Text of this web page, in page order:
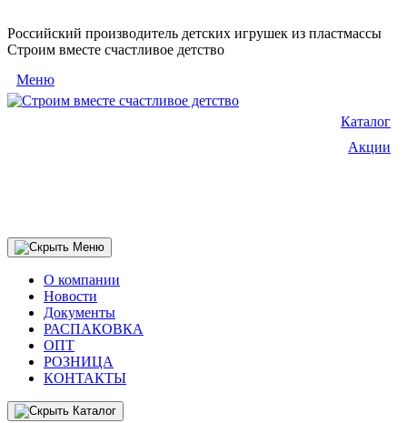
Российский производитель детских игрушек из пластмассы
Строим вместе счастливое детство
Меню
Каталог
Акции
О компании
Новости
Документы
РАСПАКОВКА
OПТ
PОЗНИЦА
КОНТАКТЫ